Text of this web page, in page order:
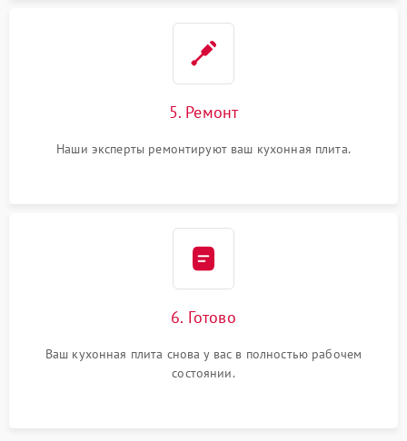
5. Ремонт
Наши эксперты ремонтируют ваш кухонная плита.
6. Готово
Ваш кухонная плита снова у вас в полностью рабочем
состоянии.